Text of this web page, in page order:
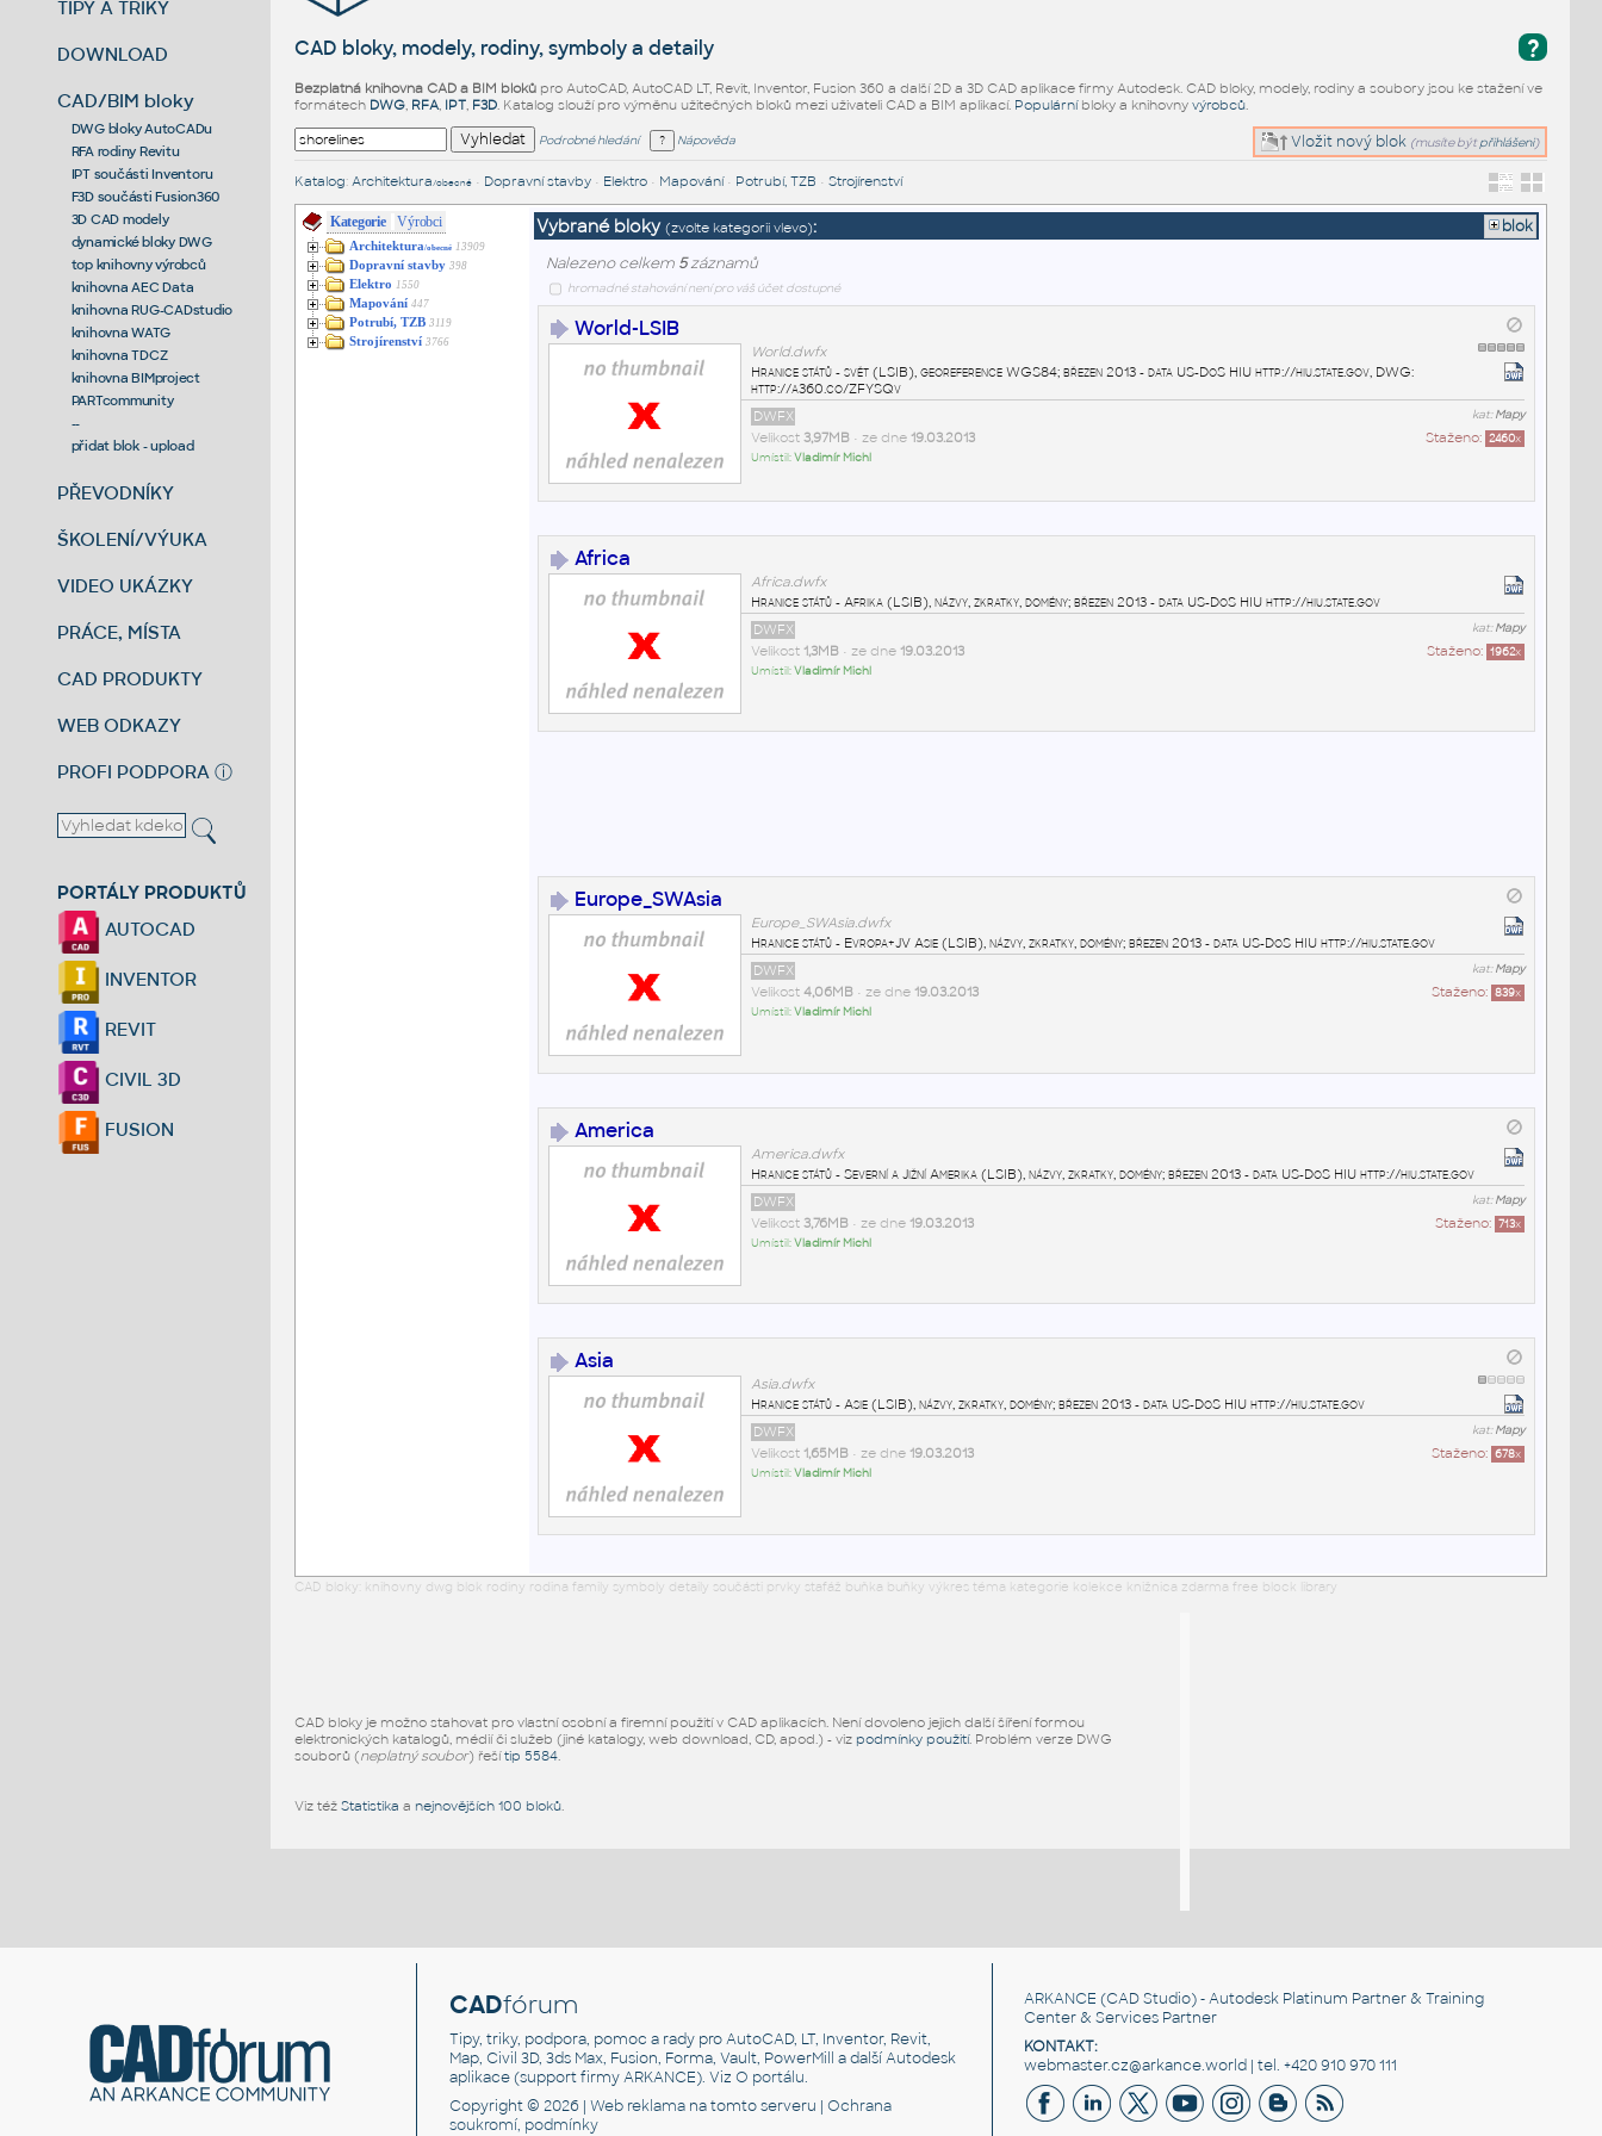
TIPY A TRIKY
DOWNLOAD
CAD/BIM bloky
DWG bloky AutoCADu
RFA rodiny Revitu
IPT součásti Inventoru
F3D součásti Fusion360
3D CAD modely
dynamické bloky DWG
top knihovny výrobců
knihovna AEC Data
knihovna RUG-CADstudio
knihovna WATG
knihovna TDCZ
knihovna BIMproject
PARTcommunity
--
přidat blok - upload
PŘEVODNÍKY
ŠKOLENÍ/VÝUKA
VIDEO UKÁZKY
PRÁCE, MÍSTA
CAD PRODUKTY
WEB ODKAZY
PROFI PODPORA ⓘ
PORTÁLY PRODUKTŮ
AUTOCAD
INVENTOR
REVIT
CIVIL 3D
FUSION
?
CAD bloky, modely, rodiny, symboly a detaily
Bezplatná knihovna CAD a BIM blokůpro AutoCAD, AutoCAD LT, Revit, Inventor, Fusion 360 a další 2D a 3D CAD aplikace firmy Autodesk. CAD bloky, modely, rodiny a soubory jsou ke stažení ve
formátech DWG, RFA, IPT, F3D. Katalog slouží pro výměnu užitečných bloků mezi uživateli CAD a BIM aplikací. Populárníbloky a knihovny výrobců.
Vložit nový blok (musíte být přihlášeni)
Podrobné hledání Nápověda
Katalog: Architektura /obecné• Dopravní stavby• Elektro• Mapování• Potrubí, TZB • Strojírenství
Kategorie Výrobci
Architektura/obecné 13909
Dopravní stavby 398
Elektro 1550
Mapování 447
Potrubí, TZB 3119
Strojírenství 3766
Vybrané bloky (zvolte kategorii vlevo):
blok
Nalezeno celkem 5záznamů
hromadné stahování není pro váš účet dostupné
World-LSIB
World.dwfx
Hranice států - svět (LSIB), georeference WGS84; březen 2013 - data US-DoS HIU http://hiu.state.gov, DWG:
http://a360.co/ZFYSQv
kat:Mapy
DWFX
Staženo: 2460x
Velikost 3,97MB• ze dne 19.03.2013
Umístil:Vladimír Michl
Africa
Africa.dwfx
Hranice států - Afrika (LSIB), názvy, zkratky, domény; březen 2013 - data US-DoS HIU http://hiu.state.gov
kat:Mapy
DWFX
Staženo: 1962x
Velikost 1,3MB• ze dne 19.03.2013
Umístil:Vladimír Michl
Europe_SWAsia
Europe_SWAsia.dwfx
Hranice států - Evropa+JV Asie (LSIB), názvy, zkratky, domény; březen 2013 - data US-DoS HIU http://hiu.state.gov
kat:Mapy
DWFX
Staženo: 839x
Velikost 4,06MB• ze dne 19.03.2013
Umístil:Vladimír Michl
America
America.dwfx
Hranice států - Severní a Jižní Amerika (LSIB), názvy, zkratky, domény; březen 2013 - data US-DoS HIU http://hiu.state.gov
kat:Mapy
DWFX
Staženo: 713x
Velikost 3,76MB• ze dne 19.03.2013
Umístil:Vladimír Michl
Asia
Asia.dwfx
Hranice států - Asie (LSIB), názvy, zkratky, domény; březen 2013 - data US-DoS HIU http://hiu.state.gov
kat:Mapy
DWFX
Staženo: 678x
Velikost 1,65MB• ze dne 19.03.2013
Umístil:Vladimír Michl
CAD bloky: knihovny dwg blok rodiny rodina family symboly detaily součásti prvky stafáž buňka buňky výkres téma kategorie kolekce knižnica zdarma free block library
CAD bloky je možno stahovat pro vlastní osobní a firemní použití v CAD aplikacích. Není dovoleno jejich další šíření formou
elektronických katalogů, médií či služeb (jiné katalogy, web download, CD, apod.) - viz podmínky použití. Problém verze DWG
souborů (neplatný soubor) řešítip 5584.
Viz též Statistika a nejnovějších 100 bloků.
CADfórum
Tipy, triky, podpora, pomoc a rady pro AutoCAD, LT, Inventor, Revit,
Map, Civil 3D, 3ds Max, Fusion, Forma, Vault, PowerMill a další Autodesk
aplikace (support firmy ARKANCE). VizO portálu.
Copyright © 2026 |Web reklama na tomto serveru |Ochrana
soukromí, podmínky
ARKANCE (CAD Studio) - Autodesk Platinum Partner & Training
Center & Services Partner
KONTAKT:
webmaster.cz@arkance.world | tel. +420 910 970 111